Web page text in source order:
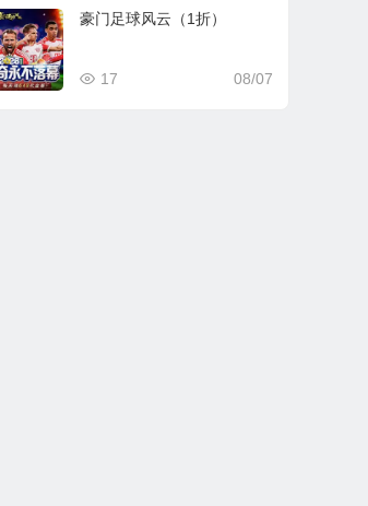
豪门足球风云（1折）
08/07
17